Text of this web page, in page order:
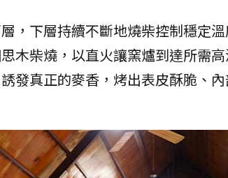
，下層持續不斷地燒柴控制穩定
木柴燒，以直火讓窯爐到達所需
發真正的麥香，烤出表皮酥脆、